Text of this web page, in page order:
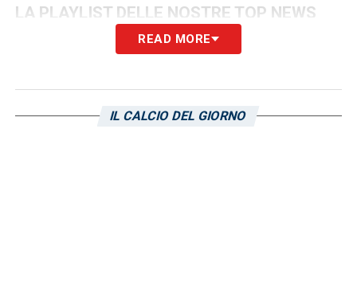
LA PLAYLIST DELLE NOSTRE TOP NEWS
READ MORE
IL CALCIO DEL GIORNO